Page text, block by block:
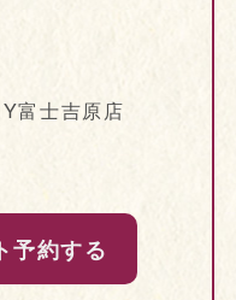
富士吉原店
予約する